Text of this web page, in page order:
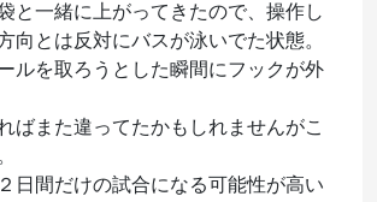
と一緒に上がってきたので、操作し
向とは反対にバスが泳いでた状態。
ルを取ろうとした瞬間にフックが外
ばまた違ってたかもしれませんがこ
日間だけの試合になる可能性が高い